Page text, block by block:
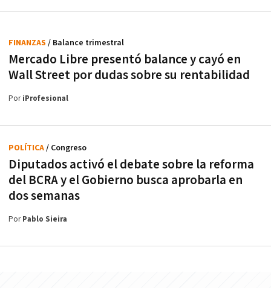
Mercado Libre presentó balance y cayó en
Wall Street por dudas sobre su rentabilidad
FINANZAS / Balance trimestral
PoriProfesional
Diputados activó el debate sobre la reforma
del BCRA y el Gobierno busca aprobarla en
dos semanas
POLÍTICA/ Congreso
PorPablo Sieira